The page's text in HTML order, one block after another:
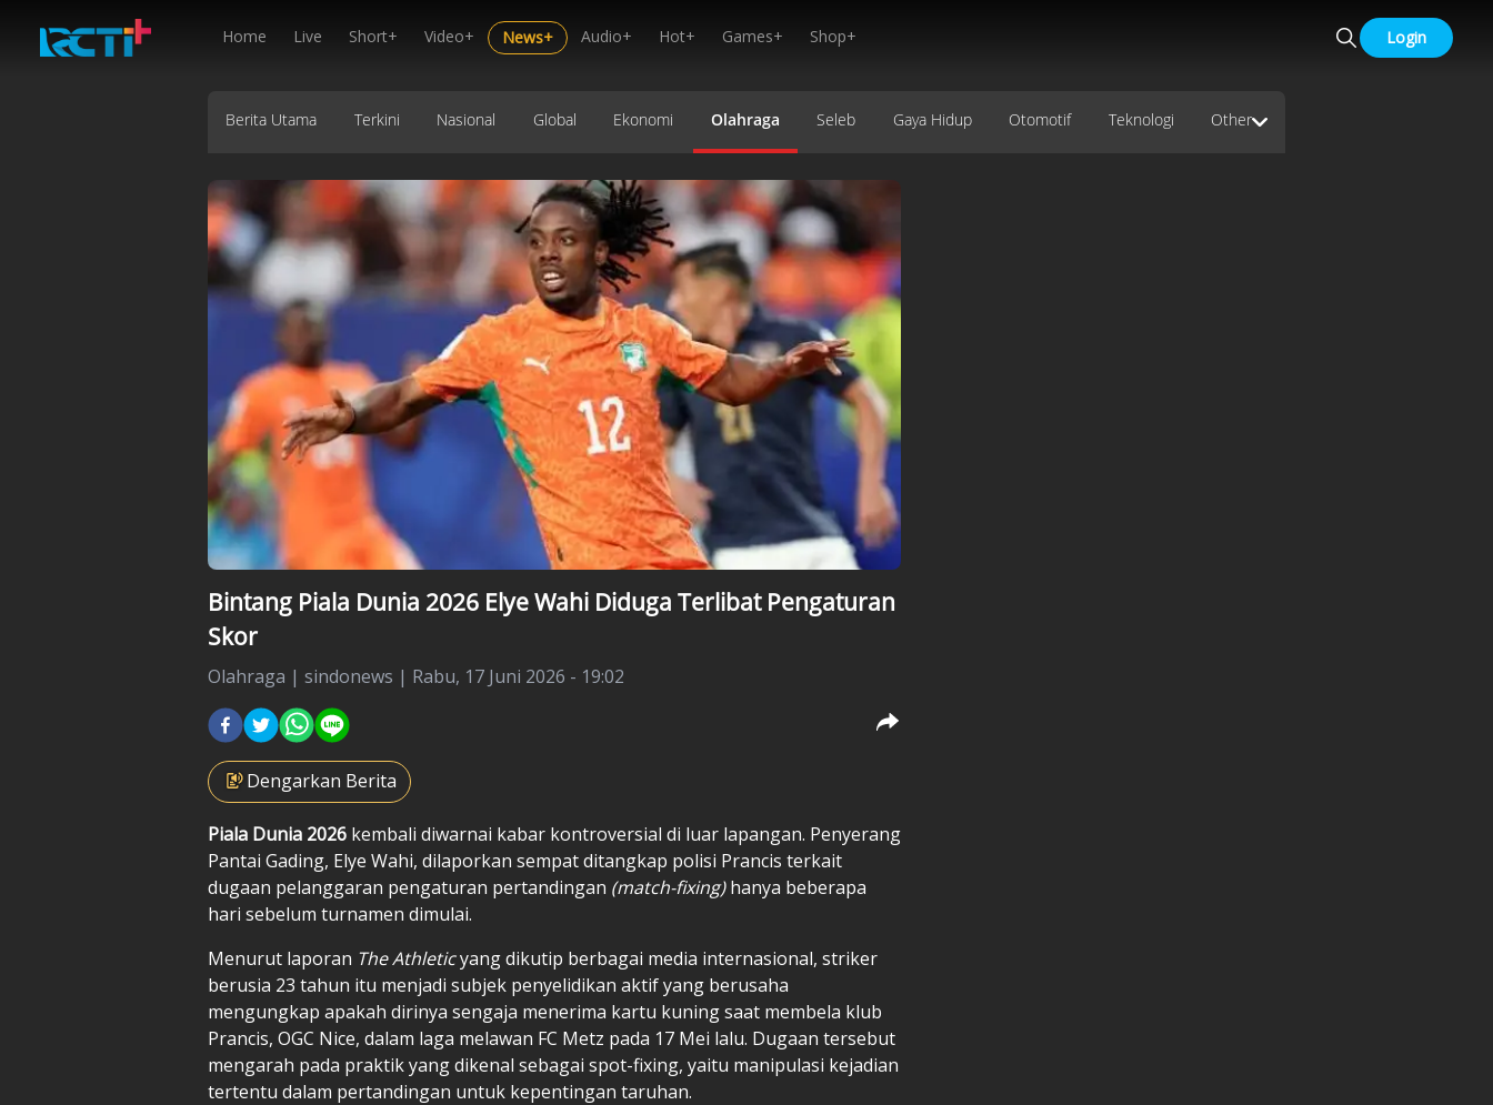
Home Live Short+ Video+ News+ Audio+ Hot+ Games+ Shop+ Login
Berita Utama Terkini Nasional Global Ekonomi Olahraga Seleb Gaya Hidup Otomotif Teknologi Other
Bintang Piala Dunia 2026 Elye Wahi Diduga Terlibat Pengaturan
Skor
Olahraga | sindonews | Rabu, 17 Juni 2026 - 19:02
Dengarkan Berita
Piala Dunia 2026 kembali diwarnai kabar kontroversial di luar lapangan. Penyerang
Pantai Gading, Elye Wahi, dilaporkan sempat ditangkap polisi Prancis terkait
dugaan pelanggaran pengaturan pertandingan (match-fixing)hanya beberapa
hari sebelum turnamen dimulai.
Menurut laporan The Athleticyang dikutip berbagai media internasional, striker
berusia 23 tahun itu menjadi subjek penyelidikan aktif yang berusaha
mengungkap apakah dirinya sengaja menerima kartu kuning saat membela klub
Prancis, OGC Nice, dalam laga melawan FC Metz pada 17 Mei lalu. Dugaan tersebut
mengarah pada praktik yang dikenal sebagai spot-fixing, yaitu manipulasi kejadian
tertentu dalam pertandingan untuk kepentingan taruhan.